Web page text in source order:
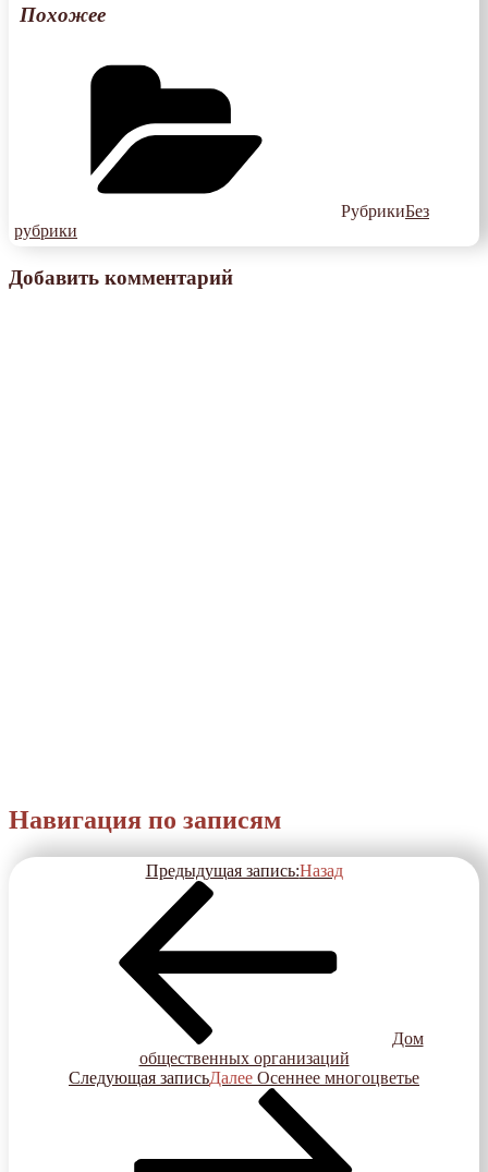
Похожее
РубрикиБез
рубрики
Добавить комментарий
Навигация по записям
Предыдущая запись:Назад
Дом
общественных организаций
Следующая записьДалее Осеннее многоцветье